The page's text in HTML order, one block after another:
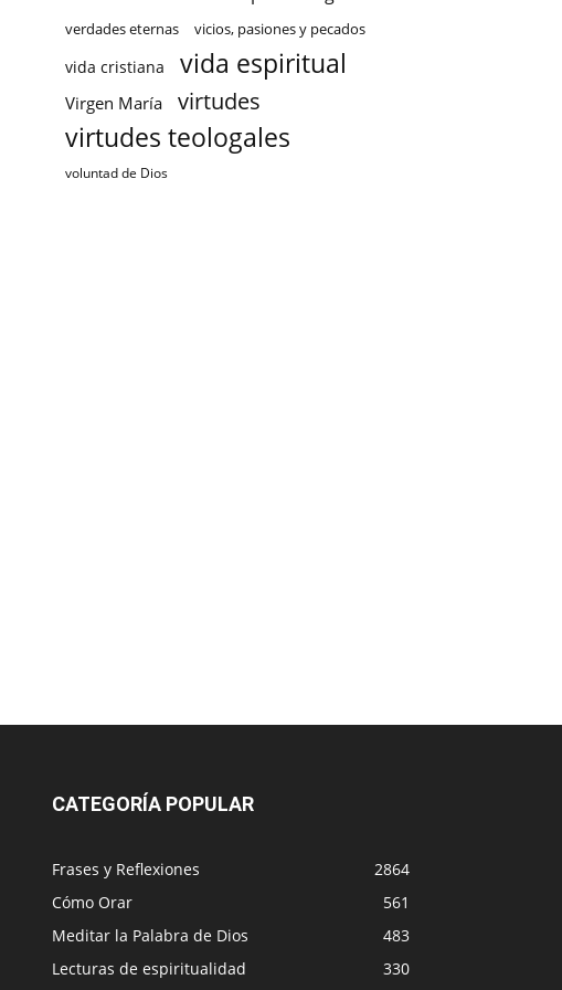
verdades eternas vicios, pasiones y pecados
vida cristiana vida espiritual
Virgen María virtudes
virtudes teologales
voluntad de Dios
CATEGORÍA POPULAR
Frases y Reflexiones
2864
Cómo Orar
561
Meditar la Palabra de Dios
483
Lecturas de espiritualidad
330